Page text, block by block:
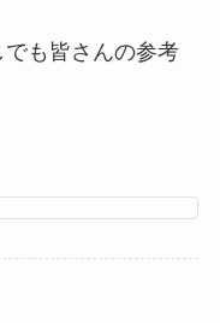
も皆さんの参考